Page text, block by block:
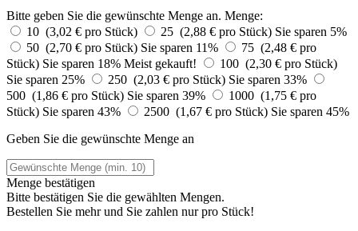
Bitte geben Sie die gewünschte Menge an. Menge:
10 (3,02 € pro Stück)
25 (2,88 € pro Stück) Sie sparen 5%
50 (2,70 € pro Stück) Sie sparen 11%
75 (2,48 € pro
Stück) Sie sparen 18% Meist gekauft!
100 (2,30 € pro Stück)
Sie sparen 25%
250 (2,03 € pro Stück) Sie sparen 33%
500 (1,86 € pro Stück) Sie sparen 39%
1000 (1,75 € pro
Stück) Sie sparen 43% 2500 (1,67 € pro Stück) Sie sparen 45%
Geben Sie die gewünschte Menge an
Menge bestätigen
Bitte bestätigen Sie die gewählten Mengen.
Bestellen Sie mehr und Sie zahlen nurpro Stück!